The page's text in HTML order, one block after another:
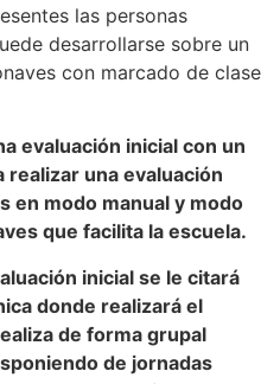
las personas
desarrollarse sobre un
con marcado de clase
evaluación inicial con un
una evaluación
en modo manual y modo
que facilita la escuela.
inicial se le citará
donde realizará el
de forma grupal
de jornadas